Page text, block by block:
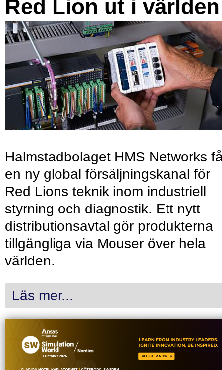
Red Lion ut i världen
Halmstadbolaget HMS Networks
en ny global försäljningskanal för
Red Lions teknik inom industriell
styrning och diagnostik. Ett nytt
distributionsavtal gör produkterna
tillgängliga via Mouser över hela
världen.
Läs mer...